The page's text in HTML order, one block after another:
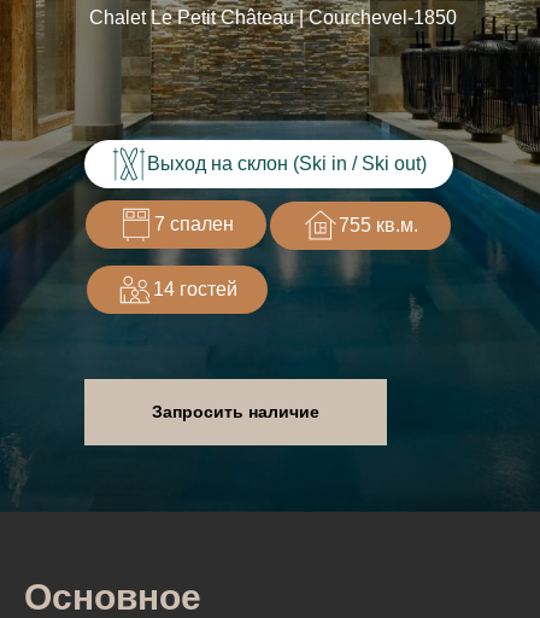
Chalet Le Petit Château | Courchevel-1850
Выход на склон (Ski in / Ski out)
755 кв.м.
7 спален
14 гостей
Запросить наличие
Основное